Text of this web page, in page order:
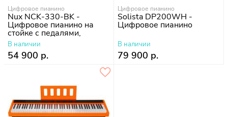
Цифровое пианино
Nux NCK-330-BK -
Цифровое пианино на
стойке с педалями,
черное
В наличии
54 900 р.
Цифровое пианино
Solista DP200WH -
Цифровое пианино
В наличии
79 900 р.